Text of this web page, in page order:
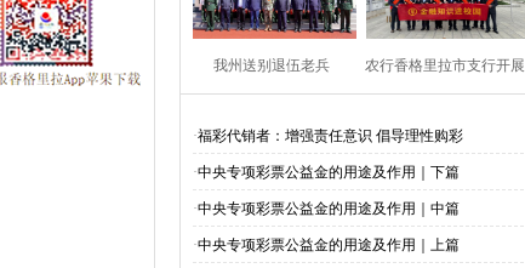
原举行
我州送别退伍老兵​ 农行香格里拉市支行开展
·福彩代销者：增强责任意识 倡导理性购彩
·中央专项彩票公益金的用途及作用｜下篇
·中央专项彩票公益金的用途及作用｜中篇
·中央专项彩票公益金的用途及作用｜上篇